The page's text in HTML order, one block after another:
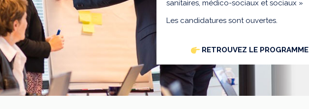
sanitaires, médico-sociaux et sociaux »
Les candidatures sont ouvertes.
RETROUVEZ LE PROGRAMME